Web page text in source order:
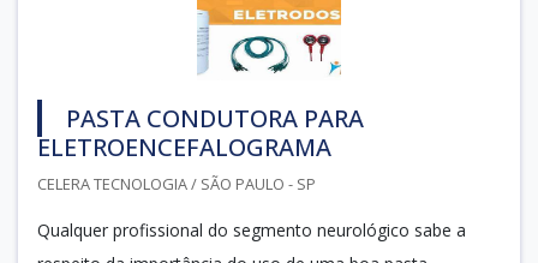
PASTA CONDUTORA PARA
ELETROENCEFALOGRAMA
CELERA TECNOLOGIA / SÃO PAULO - SP
Qualquer profissional do segmento neurológico sabe a